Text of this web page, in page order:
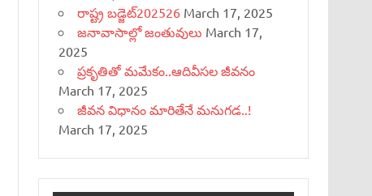
రాష్ట్ర బడ్జెట్‌202526 March 17, 2025
జనావాసాల్లో జంతువులు March 17,
2025
ప్రకృతితో మమేకం..ఆదివీసల జీవనం
March 17, 2025
జీవన విధానం మారితేనే మనుగడ..!
March 17, 2025